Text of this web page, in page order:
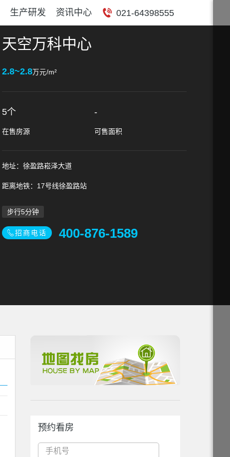
生产研发 资讯中心 021-64398555
天空万科中心
2.8~2.8万元/m²
5个 -
在售房源 可售面积
地址：徐盈路崧泽大道
距离地铁：17号线徐盈路站
步行5分钟
招商电话 400-876-1589
预约看房